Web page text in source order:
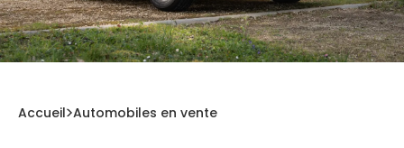
Accueil Automobiles en vente